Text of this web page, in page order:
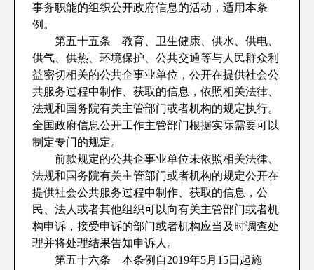
事务职能的组织公开政府信息的活动，适用本条
例。
第五十五条 教育、卫生健康、供水、供电、
供气、供热、环境保护、公共交通等与人民群众利
益密切相关的公共企事业单位，公开在提供社会公
共服务过程中制作、获取的信息，依照相关法律、
法规和国务院有关主管部门或者机构的规定执行。
全国政府信息公开工作主管部门根据实际需要可以
制定专门的规定。
前款规定的公共企事业单位未依照相关法律、
法规和国务院有关主管部门或者机构的规定公开在
提供社会公共服务过程中制作、获取的信息，公
民、法人或者其他组织可以向有关主管部门或者机
构申诉，接受申诉的部门或者机构应当及时调查处
理并将处理结果告知申诉人。
第五十六条 本条例自2019年5月15日起施